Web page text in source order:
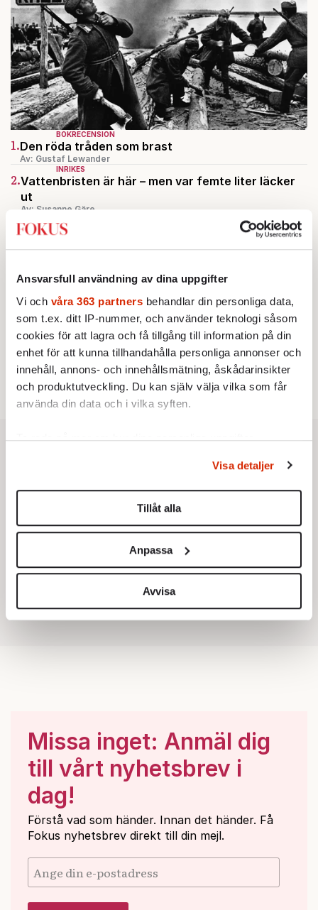
Ansvarsfull användning av dina uppgifter
Vi och våra 363 partners behandlar din personliga data,
som t.ex. ditt IP-nummer, och använder teknologi såsom
cookies för att lagra och få tillgång till information på din
enhet för att kunna tillhandahålla personliga annonser och
innehåll, annons- och innehållsmätning, åskådarinsikter
och produktutveckling. Du kan själv välja vilka som får
använda din data och i vilka syften.
Ta reda på mer om hur dina personliga uppgifter
Du kan ändra eller dra tillbaka ditt samtycke när som
helst från cookie-förklaringen.
Vi använder enhetsidentifierare för att anpassa innehållet
för sociala medier och analysera vår trafik. Vi
vidarebefordrar även sådana identifierare och annan
information från din enhet till de sociala medier och
annons- och analysföretag som vi samarbetar med.
Visa detaljer
Tillåt alla
Anpassa
Avvisa
BOKRECENSION
1.Den röda tråden som brast
Av: Gustaf Lewander
INRIKES
2.Vattenbristen är här – men var femte liter läcker
ut
Av: Susanne Gäre
3.Nina Lekander:
På ”Kommunisthögskolan” drömde
alla om att vara arbetarklass
4.Frans Wachtmeister:Ja, AC är ett hot mot den
franska civilisationen
STICKET
5. Bitte Assarmo: Sagan om den lågbegåvade
ursprungsbefolkningen i Filipstad
KRÖNIKA
6.Sakine Madon:Efter islamistdådet oroar sig
vänstern för Agnes Wold
Missa inget: Anmäl dig
till vårt nyhetsbrev i
dag!
Förstå vad som händer. Innan det händer. Få
Fokus nyhetsbrev direkt till din mejl.